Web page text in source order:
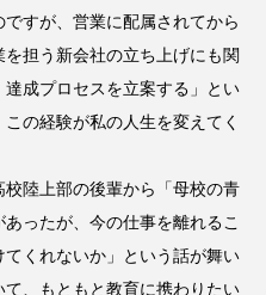
すが、営業に配属されてから
担う新会社の立ち上げにも関
成プロセスを立案する」とい
の経験が私の人生を変えてく
陸上部の後輩から「母校の青
ったが、今の仕事を離れるこ
くれないか」という話が舞い
、もともと教育に携わりたい